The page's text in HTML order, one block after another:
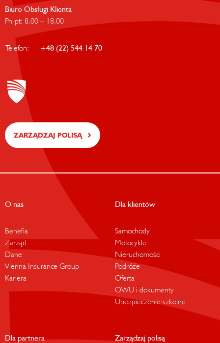
Biuro Obsługi Klienta
Pn-pt: 8.00 – 18.00
Telefon: +48 (22) 544 14 70
ZARZĄDZAJ POLISĄ
O nas
Benefia
Zarząd
Dane
Vienna Insurance Group
Kariera
Dla klientów
Samochody
Motocykle
Nieruchomości
Podróże
Oferta
OWU i dokumenty
Ubezpieczenie szkolne
Dla partnera Zarządzaj polisą